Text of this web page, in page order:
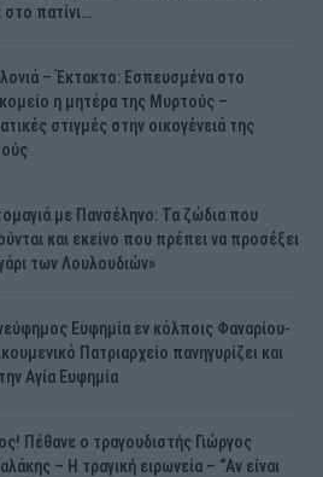
στο πατίνι…
– Έκτακτο: Εσπευσμένα στο
η μητέρα της Μυρτούς –
στιγμές στην οικογένειά της
με Πανσέληνο: Τα ζώδια που
και εκείνο που πρέπει να προσέξει
των Λουλουδιών»
Ευφημία εν κόλποις Φαναρίου-
Πατριαρχείο πανηγυρίζει και
Αγία Ευφημία
Πέθανε ο τραγουδιστής Γιώργος
– Η τραγική ειρωνεία – “Αν είναι